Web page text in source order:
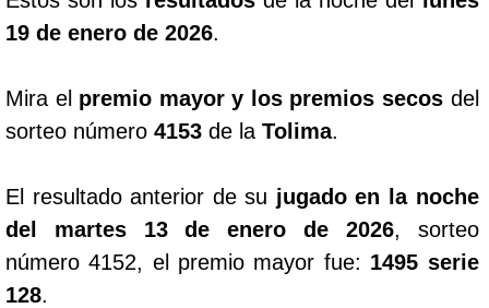
19 de enero de 2026.
Mira el premio mayor y los premios secosdel
sorteo número 4153 de la Tolima.
El resultado anterior de su jugado en la noche
del martes 13 de enero de 2026, sorteo
número 4152, el premio mayor fue: 1495 serie
128.